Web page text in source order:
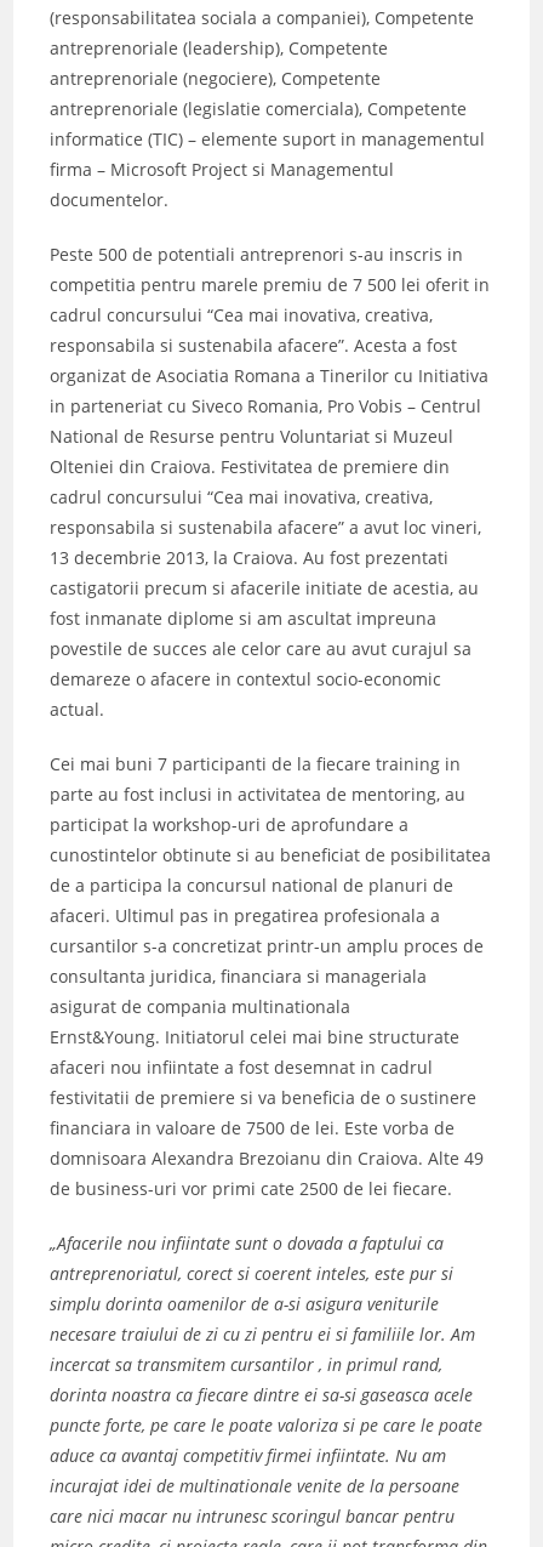
(responsabilitatea sociala a companiei), Competente
antreprenoriale (leadership), Competente
antreprenoriale (negociere), Competente
antreprenoriale (legislatie comerciala), Competente
informatice (TIC) – elemente suport in managementul
firma – Microsoft Project si Managementul
documentelor.
Peste 500 de potentiali antreprenori s-au inscris in
competitia pentru marele premiu de 7 500 lei oferit in
cadrul concursului “Cea mai inovativa, creativa,
responsabila si sustenabila afacere”. Acesta a fost
organizat de Asociatia Romana a Tinerilor cu Initiativa
in parteneriat cu Siveco Romania, Pro Vobis – Centrul
National de Resurse pentru Voluntariat si Muzeul
Olteniei din Craiova. Festivitatea de premiere din
cadrul concursului “Cea mai inovativa, creativa,
responsabila si sustenabila afacere” a avut loc vineri,
13 decembrie 2013, la Craiova. Au fost prezentati
castigatorii precum si afacerile initiate de acestia, au
fost inmanate diplome si am ascultat impreuna
povestile de succes ale celor care au avut curajul sa
demareze o afacere in contextul socio-economic
actual.
Cei mai buni 7 participanti de la fiecare training in
parte au fost inclusi in activitatea de mentoring, au
participat la workshop-uri de aprofundare a
cunostintelor obtinute si au beneficiat de posibilitatea
de a participa la concursul national de planuri de
afaceri. Ultimul pas in pregatirea profesionala a
cursantilor s-a concretizat printr-un amplu proces de
consultanta juridica, financiara si manageriala
asigurat de compania multinationala
Ernst&Young. Initiatorul celei mai bine structurate
afaceri nou infiintate a fost desemnat in cadrul
festivitatii de premiere si va beneficia de o sustinere
financiara in valoare de 7500 de lei. Este vorba de
domnisoara Alexandra Brezoianu din Craiova. Alte 49
de business-uri vor primi cate 2500 de lei fiecare.
„Afacerile nou infiintate sunt o dovada a faptului ca
antreprenoriatul, corect si coerent inteles, este pur si
simplu dorinta oamenilor de a-si asigura veniturile
necesare traiului de zi cu zi pentru ei si familiile lor. Am
incercat sa transmitem cursantilor , in primul rand,
dorinta noastra ca fiecare dintre ei sa-si gaseasca acele
puncte forte, pe care le poate valoriza si pe care le poate
aduce ca avantaj competitiv firmei infiintate. Nu am
incurajat idei de multinationale venite de la persoane
care nici macar nu intrunesc scoringul bancar pentru